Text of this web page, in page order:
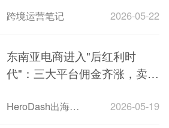
跨境运营笔记 2026-05-22
东南亚电商进入"后红利时
代"：三大平台佣金齐涨，卖家
HeroDash出海智能客服 2026-05-19